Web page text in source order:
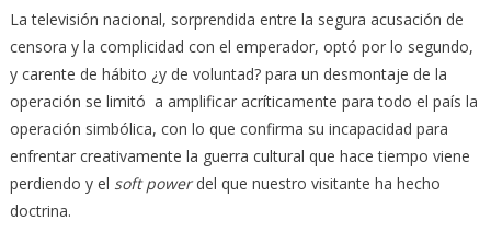
La televisión nacional, sorprendida entre la segura acusación de
censora y la complicidad con el emperador, optó por lo segundo,
y carente de hábito ¿y de voluntad? para un desmontaje de la
operación se limitó a amplificar acríticamente para todo el país la
operación simbólica, con lo que confirma su incapacidad para
enfrentar creativamente la guerra cultural que hace tiempo viene
perdiendo y el soft powerdel que nuestro visitante ha hecho
doctrina.